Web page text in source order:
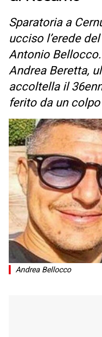
Sparatoria a
ucciso l’erede
Antonio
Andrea Beretta,
accoltella il
ferito da un
Andrea Bellocco